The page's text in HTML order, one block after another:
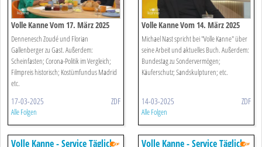
Volle Kanne Vom 17. März 2025
Dennenesch Zoudé und Florian
Gallenberger zu Gast. Außerdem:
Scheinfasten; Corona-Politik im Vergleich;
Filmpreis historisch; Kostümfundus Madrid
etc.
17-03-2025 ZDF
Alle Folgen
Volle Kanne Vom 14. März 2025
Mit Michael Nast
Michael Nast spricht bei "Volle Kanne" über
seine Arbeit und aktuelles Buch. Außerdem:
Bundestag zu Sondervermögen;
Käuferschutz; Sandskulpturen; etc.
14-03-2025 ZDF
Alle Folgen
Volle Kanne - Service Täglich Volle Kanne - Service Täglich